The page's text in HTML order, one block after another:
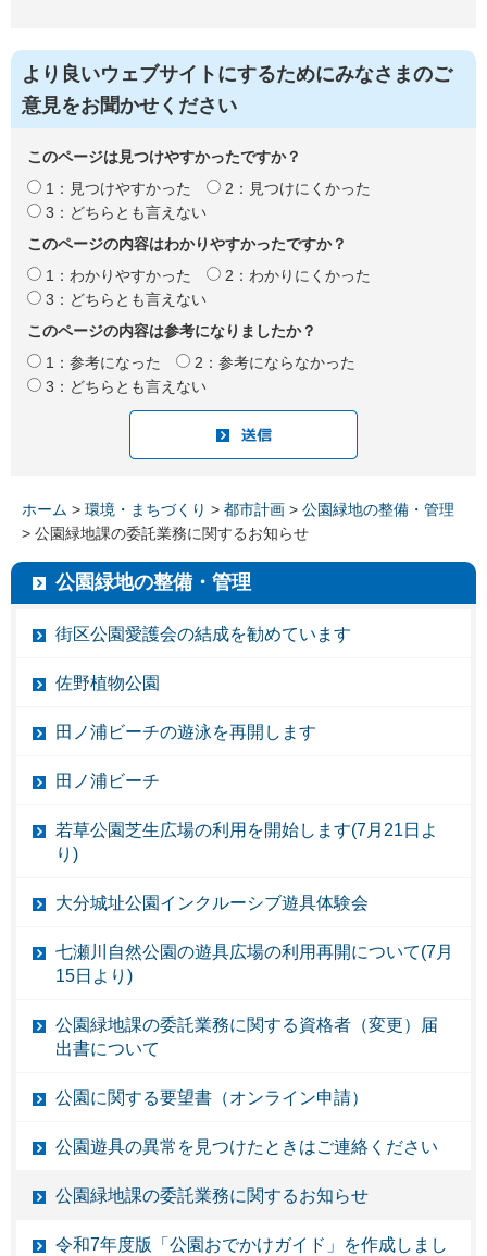
より良いウェブサイトにするためにみなさまのご
意見をお聞かせください
このページは見つけやすかったですか？
1：見つけやすかった
2：見つけにくかった
3：どちらとも言えない
このページの内容はわかりやすかったですか？
1：わかりやすかった
2：わかりにくかった
3：どちらとも言えない
このページの内容は参考になりましたか？
1：参考になった
2：参考にならなかった
3：どちらとも言えない
ホーム > 環境・まちづくり > 都市計画 > 公園緑地の整備・管理
> 公園緑地課の委託業務に関するお知らせ
公園緑地の整備・管理
街区公園愛護会の結成を勧めています
佐野植物公園
田ノ浦ビーチの遊泳を再開します
田ノ浦ビーチ
若草公園芝生広場の利用を開始します(7月21日よ
り)
大分城址公園インクルーシブ遊具体験会
七瀬川自然公園の遊具広場の利用再開について(7月
15日より)
公園緑地課の委託業務に関する資格者（変更）届
出書について
公園に関する要望書（オンライン申請）
公園遊具の異常を見つけたときはご連絡ください
公園緑地課の委託業務に関するお知らせ
令和7年度版「公園おでかけガイド」を作成しまし